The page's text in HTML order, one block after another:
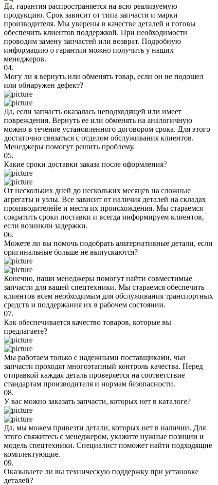
Да, гарантия распространяется на всю реализуемую
продукцию. Срок зависит от типа запчасти и марки
производителя. Мы уверены в качестве деталей и готовы
обеспечить клиентов поддержкой. При необходимости
проводим замену запчастей или возврат. Подробную
информацию о гарантии можно получить у наших
менеджеров.
04.
Могу ли я вернуть или обменять товар, если он не подошел
или обнаружен дефект?
Да, если запчасть оказалась неподходящей или имеет
повреждения. Вернуть ее или обменять на аналогичную
можно в течение установленного договором срока. Для этого
достаточно связаться с отделом обслуживания клиентов.
Менеджеры помогут решить проблему.
05.
Какие сроки доставки заказа после оформления?
От нескольких дней до нескольких месяцев на сложные
агрегаты и узлы. Все зависит от наличия деталей на складах
производителейе и места их происхождения. Мы стараемся
сократить сроки поставки и всегда информируем клиентов,
если возникли задержки.
06.
Можете ли вы помочь подобрать альтернативные детали, если
оригинальные больше не выпускаются?
Конечно, наши менеджеры помогут найти совместимые
запчасти для вашей спецтехники. Мы стараемся обеспечить
клиентов всем необходимым для обслуживания транспортных
средств и поддержания их в рабочем состоянии.
07.
Как обеспечивается качество товаров, которые вы
предлагаете?
Мы работаем только с надежными поставщиками, чьи
запчасти проходят многоэтапный контроль качества. Перед
отправкой каждая деталь проверяется на соответствие
стандартам производителя и нормам безопасности.
08.
У вас можно заказать запчасти, которых нет в каталоге?
Да, мы можем привезти детали, которых нет в наличии. Для
этого свяжитесь с менеджером, укажите нужные позиции и
модель спецтехники. Специалист поможет найти подходящие
комплектующие.
09.
Оказываете ли вы техническую поддержку при установке
деталей?